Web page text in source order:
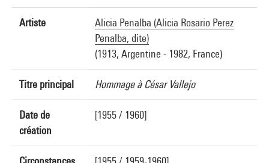
Artiste
Alicia Penalba (Alicia Rosario Perez
Penalba, dite)
(1913, Argentine - 1982, France)
Titre principal Hommage à César Vallejo
Date de
création
[1955 / 1960]